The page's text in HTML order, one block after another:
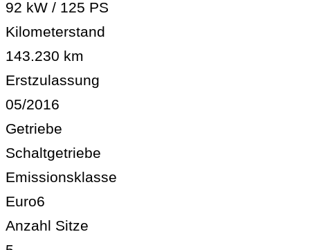
92 kW / 125 PS
Kilometerstand
143.230 km
Erstzulassung
05/2016
Getriebe
Schaltgetriebe
Emissionsklasse
Euro6
Anzahl Sitze